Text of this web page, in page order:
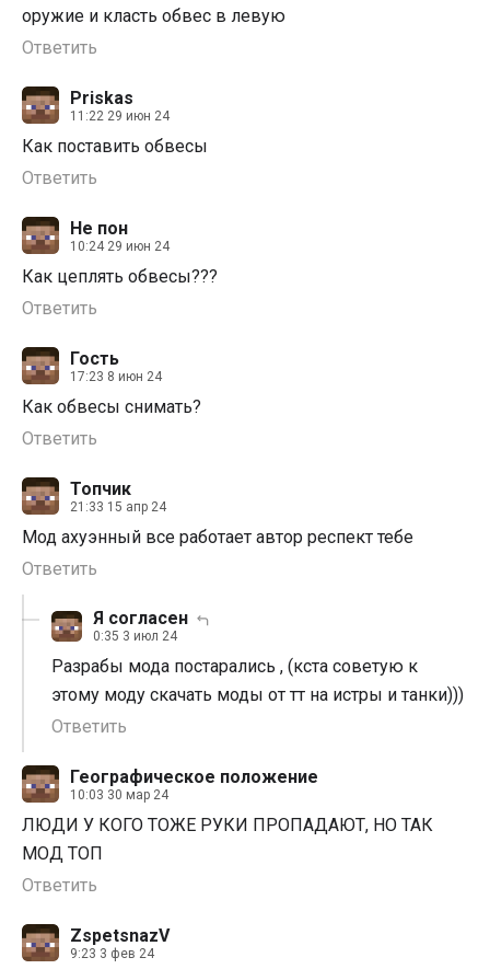
оружие и класть обвес в левую
Ответить
Priskas
11:22 29 июн 24
Как поставить обвесы
Ответить
Не пон
10:24 29 июн 24
Как цеплять обвесы???
Ответить
Гость
17:23 8 июн 24
Как обвесы снимать?
Ответить
Топчик
21:33 15 апр 24
Мод ахуэнный все работает автор респект тебе
Ответить
Я согласен
0:35 3 июл 24
Разрабы мода постарались , (кста советую к
этому моду скачать моды от тт на истры и танки)))
Ответить
Географическое положение
10:03 30 мар 24
ЛЮДИ У КОГО ТОЖЕ РУКИ ПРОПАДАЮТ, НО ТАК
МОД ТОП
Ответить
ZspetsnazV
9:23 3 фев 24